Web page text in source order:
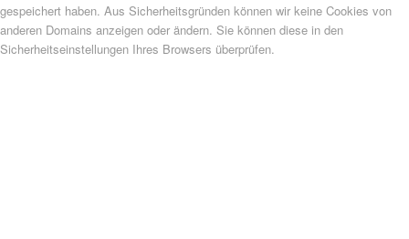
gespeichert haben. Aus Sicherheitsgründen können wir keine Cookies von
anderen Domains anzeigen oder ändern. Sie können diese in den
Sicherheitseinstellungen Ihres Browsers überprüfen.